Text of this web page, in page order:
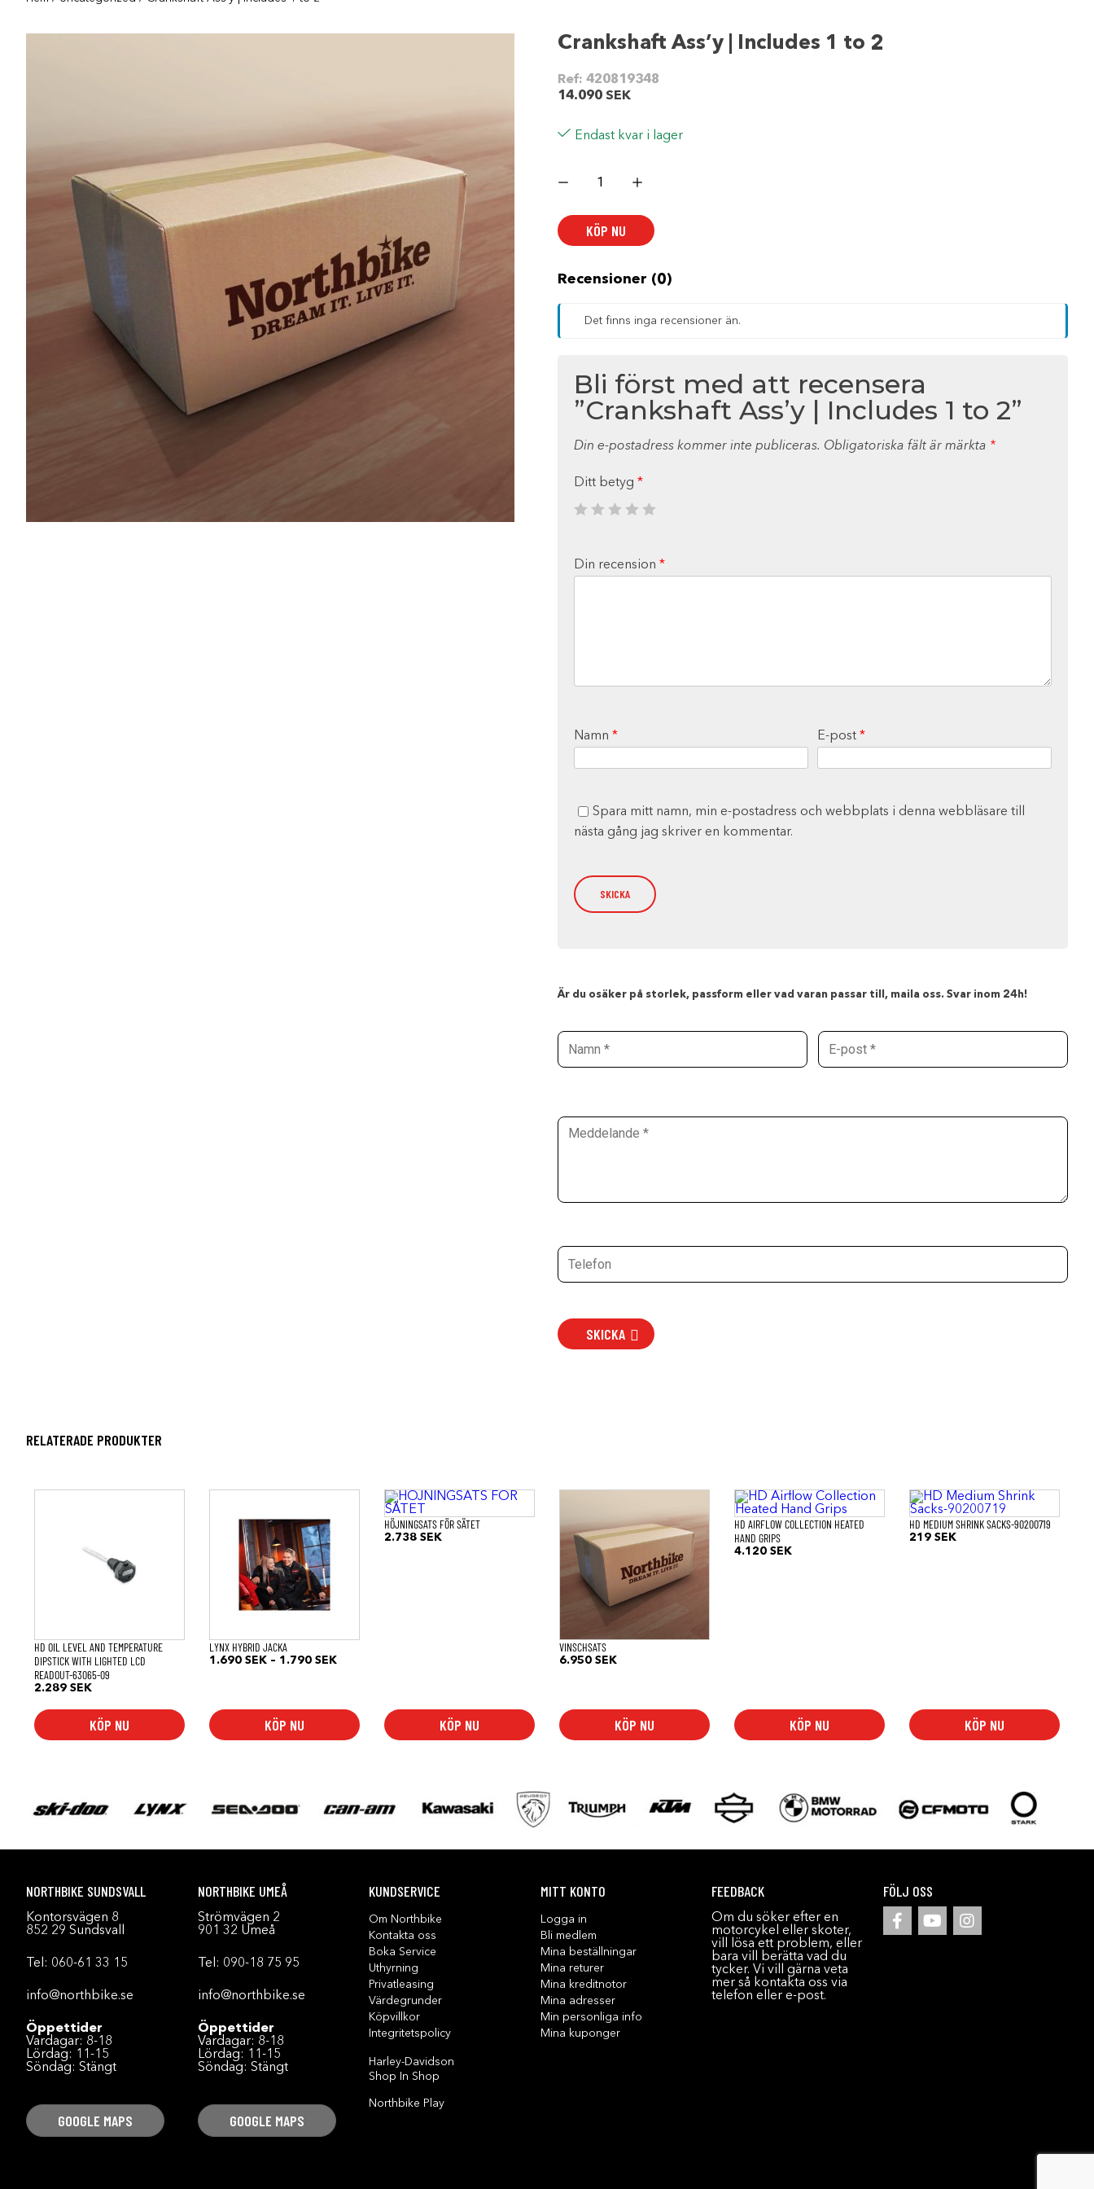
Crankshaft Ass’y | Includes 1 to 2
Ref: 420819348
14.090 SEK
Endast kvar i lager
Ass'y
KÖP NU
Recensioner (0)
Det finns inga recensioner än.
Bli först med att recensera
”Crankshaft Ass’y | Includes 1 to 2”
Din e-postadress kommer inte publiceras. Obligatoriska fält är märkta *
Ditt betyg *
Din recension *
Namn * E-post*
Spara mitt namn, min e-postadress och webbplats i denna webbläsare till
nästa gång jag skriver en kommentar.
Är du osäker på storlek, passform eller vad varan passar till, maila oss. Svar inom 24h!
SKICKA
RELATERADE PRODUKTER
HD OIL LEVEL AND TEMPERATURE
DIPSTICK WITH LIGHTED LCD
READOUT-63065-09
2.289 SEK
KÖP NU
LYNX HYBRID JACKA
1.690SEK – 1.790SEKPrisintervall:
KÖP NU
produkten
varianter.
alternativen
på
produktsidan
HÖJNINGSATS FÖR SÄTET
2.738SEK
KÖP NU
VINSCHSATS
6.950SEK
KÖP NU
HD AIRFLOW COLLECTION HEATED
HAND GRIPS
4.120SEK
KÖP NU
HD MEDIUM SHRINK SACKS-90200719
219SEK
KÖP NU
NORTHBIKE SUNDSVALL
Kontorsvägen 8
852 29 Sundsvall
Tel: 060-61 33 15
info@northbike.se
Öppettider
Vardagar: 8-18
Lördag: 11-15
Söndag: Stängt
GOOGLE MAPS
NORTHBIKE UMEÅ
Strömvägen 2
901 32 Umeå
Tel: 090-18 75 95
info@northbike.se
Öppettider
Vardagar: 8-18
Lördag: 11-15
Söndag: Stängt
GOOGLE MAPS
KUNDSERVICE
Om Northbike
Kontakta oss
Boka Service
Uthyrning
Privatleasing
Värdegrunder
Köpvillkor
Integritetspolicy
Harley-Davidson
Shop In Shop
Northbike Play
MITT KONTO
Logga in
Bli medlem
Mina beställningar
Mina returer
Mina kreditnotor
Mina adresser
Min personliga info
Mina kuponger
FEEDBACK
Om du söker efter en
motorcykel eller skoter,
vill lösa ett problem, eller
bara vill berätta vad du
tycker. Vi vill gärna veta
mer så kontakta oss via
telefon eller e-post.
FÖLJ OSS